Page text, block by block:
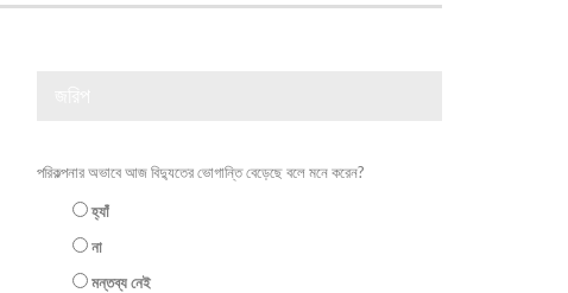
পরিকল্পনার অভাবে আজ বিদ্যুতের ভোগান্তি বেড়েছে বলে মনে করেন?
হ্যাঁ
না
মন্তব্য নেই